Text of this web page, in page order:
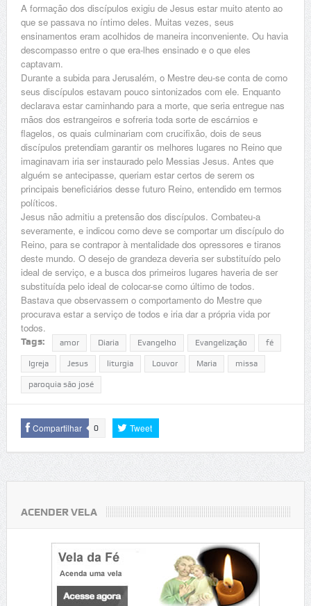
A formação dos discípulos exigiu de Jesus estar muito atento ao
que se passava no íntimo deles. Muitas vezes, seus
ensinamentos eram acolhidos de maneira inconveniente. Ou havia
descompasso entre o que era-lhes ensinado e o que eles
captavam.
Durante a subida para Jerusalém, o Mestre deu-se conta de como
seus discípulos estavam pouco sintonizados com ele. Enquanto
declarava estar caminhando para a morte, que seria entregue nas
mãos dos estrangeiros e sofreria toda sorte de escárnios e
flagelos, os quais culminariam com crucifixão, dois de seus
discípulos pretendiam garantir os melhores lugares no Reino que
imaginavam iria ser instaurado pelo Messias Jesus. Antes que
alguém se antecipasse, queriam estar certos de serem os
principais beneficiários desse futuro Reino, entendido em termos
políticos.
Jesus não admitiu a pretensão dos discípulos. Combateu-a
severamente, e indicou como deve se comportar um discípulo do
Reino, para se contrapor à mentalidade dos opressores e tiranos
deste mundo. O desejo de grandeza deveria ser substituído pelo
ideal de serviço, e a busca dos primeiros lugares haveria de ser
substituída pelo ideal de colocar-se como último de todos.
Bastava que observassem o comportamento do Mestre que
procurava estar a serviço de todos e iria dar a própria vida por
todos.
Tags: amor Diaria Evangelho Evangelização fé
Igreja Jesus liturgia Louvor Maria missa
paroquia são josé
Compartilhar 0 Tweet
ACENDER VELA